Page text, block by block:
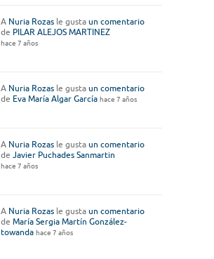
A Nuria Rozas le gusta un comentario
de PILAR ALEJOS MARTINEZ
hace 7 años
A Nuria Rozas le gusta un comentario
de Eva María Algar García hace 7 años
A Nuria Rozas le gusta un comentario
de Javier Puchades Sanmartin
hace 7 años
A Nuria Rozas le gusta un comentario
de María Sergia Martín González-
towanda hace 7 años